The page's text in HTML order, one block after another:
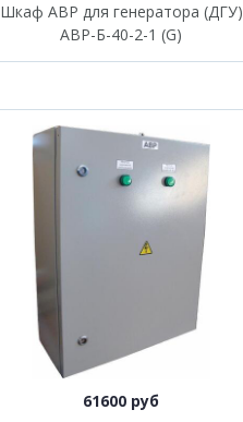
Шкаф АВР для генератора (ДГУ)
АВР-Б-40-2-1 (G)
61600 руб